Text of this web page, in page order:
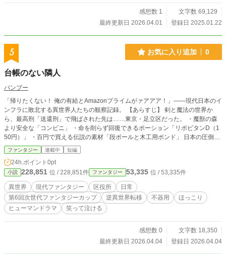
麗挿絵風なのは容姿だけで、 中身はいたって平凡なカラオ
某：本編は完結済みですが、本編の後にそのまま以下の後日
談を投稿しました。 new！【後日談】姫子成分≑二色シュー
クリーム分（康代Side）（全14話：22,000字程度） 2026/4/1
ございました。(-人-) 表紙絵は荒川図像さんよりお借りしまし
る展開であることを先にお詫び申し上げます。m(_ _)m ※R1
5指定に従い、残虐表現や性的な仄めかしがある話には＊を付
けてあります。宜しくご検討ください。 ------------------ 旧題
『双竜町の寒空に飛龍の長鳴きが聞こえる～金の飛龍には王
子様、銀の飛龍にはお姫様～』40枚（16000字）2006/2 PN
イマダ名義 某小説投稿サイトにUPした短編を、公募用に105
枚（42,000字強）に改稿したものです。 ------------------ 本作品
は生成AI不使用です。 本作品は小説家になろうにも掲載して
います。
感想数 1
文字数 69,129
最終更新日 2026.04.01
登録日 2025.01.22
5 お気に入り追加 0
台帳のない隣人
バンブー
「帰りたくない！ 俺の有給とAmazonプライムがァアアア！」――現代日本のイ
ンフラに敗北する異世界人たちの観察記録。 【あらすじ】 剣と魔法の世界か
ら、最高刑「送還刑」で飛ばされた先は……東京・足立区だった。 ・魔獣の森
より安全な「コンビニ」 ・命を削らず回復できるポーション「リポビタンD（1
50円）」 ・百円で買える伝説の素材「段ボールと木工用ボンド」 日本の圧倒的
な便利さと労働基準法に魅了された異世界人たちは、誰一人として元の世界に帰
りたがらない。 そんな彼らの対応を押し付けられたのは、感情を隠した几帳面
な区役所職員・木本透子。 「登録されてなくても、住んでたら住民です」 ポン
コツ帰還屋（カメラマン）と共に、帰りたくない異世界人たちの「帰還」を阻止
せよ！ 理屈とマニュアルで異世界のバグを処理する、異色のお仕事コメディ開
幕！
ファンタジー 連載中 短編
24h.ポイント 0pt
小説 228,851 位 / 228,851件 ファンタジー 53,335 位 / 53,335件
異世界 現代ファンタジー 区役所
日常
第6回次世代ファンタジーカップ
逆異世界転移 不器用
ほっこり
ヒューマンドラマ
笑って泣ける
感想数 0
文字数 18,350
最終更新日 2026.04.04
登録日 2026.04.04